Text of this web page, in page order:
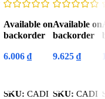
100m – Mét
Available on
backorder
6.006 ₫
SKU: CADI
100m – Mét
Available on
backorder
9.625 ₫
SKU: CADI